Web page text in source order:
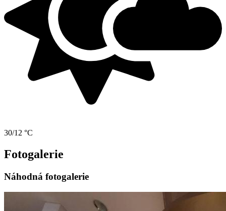
30/12 °C
Fotogalerie
Náhodná fotogalerie